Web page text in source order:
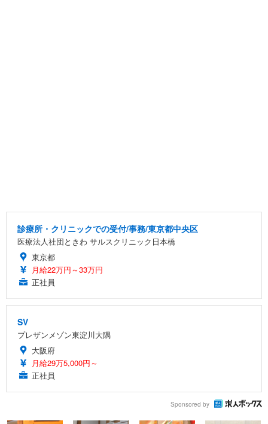
診療所・クリニックでの受付/事務/東京都中央区
医療法人社団ときわ サルスクリニック日本橋
東京都
月給22万円～33万円
正社員
SV
プレザンメゾン東淀川大隅
大阪府
月給29万5,000円～
正社員
Sponsored by